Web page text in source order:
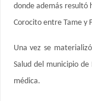
donde además resultó
Corocito entre Tame y
Una vez se
Salud del municipio
médica.